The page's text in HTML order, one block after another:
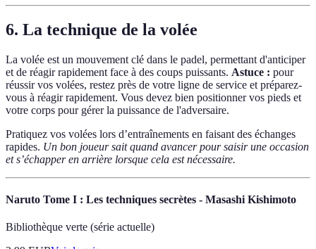
6. La technique de la volée
La volée est un mouvement clé dans le padel, permettant d'anticiper
et de réagir rapidement face à des coups puissants. Astuce : pour
réussir vos volées, restez près de votre ligne de service et préparez-
vous à réagir rapidement. Vous devez bien positionner vos pieds et
votre corps pour gérer la puissance de l'adversaire.
Pratiquez vos volées lors d’entraînements en faisant des échanges
rapides. Un bon joueur sait quand avancer pour saisir une occasion
et s’échapper en arrière lorsque cela est nécessaire.
Naruto Tome I : Les techniques secrètes - Masashi Kishimoto
Bibliothèque verte (série actuelle)